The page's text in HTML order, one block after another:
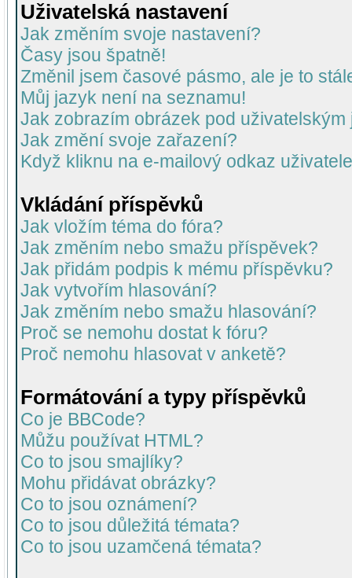
Uživatelská nastavení
Jak změním svoje nastavení?
Časy jsou špatně!
Změnil jsem časové pásmo, ale je to
Můj jazyk není na seznamu!
Jak zobrazím obrázek pod uživatelským
Jak změní svoje zařazení?
Když kliknu na e-mailový odkaz
Vkládání příspěvků
Jak vložím téma do fóra?
Jak změním nebo smažu příspěvek?
Jak přidám podpis k mému příspěvku?
Jak vytvořím hlasování?
Jak změním nebo smažu hlasování?
Proč se nemohu dostat k fóru?
Proč nemohu hlasovat v anketě?
Formátování a typy příspěvků
Co je BBCode?
Můžu používat HTML?
Co to jsou smajlíky?
Mohu přidávat obrázky?
Co to jsou oznámení?
Co to jsou důležitá témata?
Co to jsou uzamčená témata?